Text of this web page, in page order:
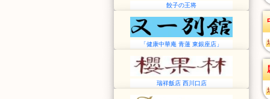
餃子の王将
「健康中華庵 青蓮 東銀座店」
瑞祥飯店 西川口店